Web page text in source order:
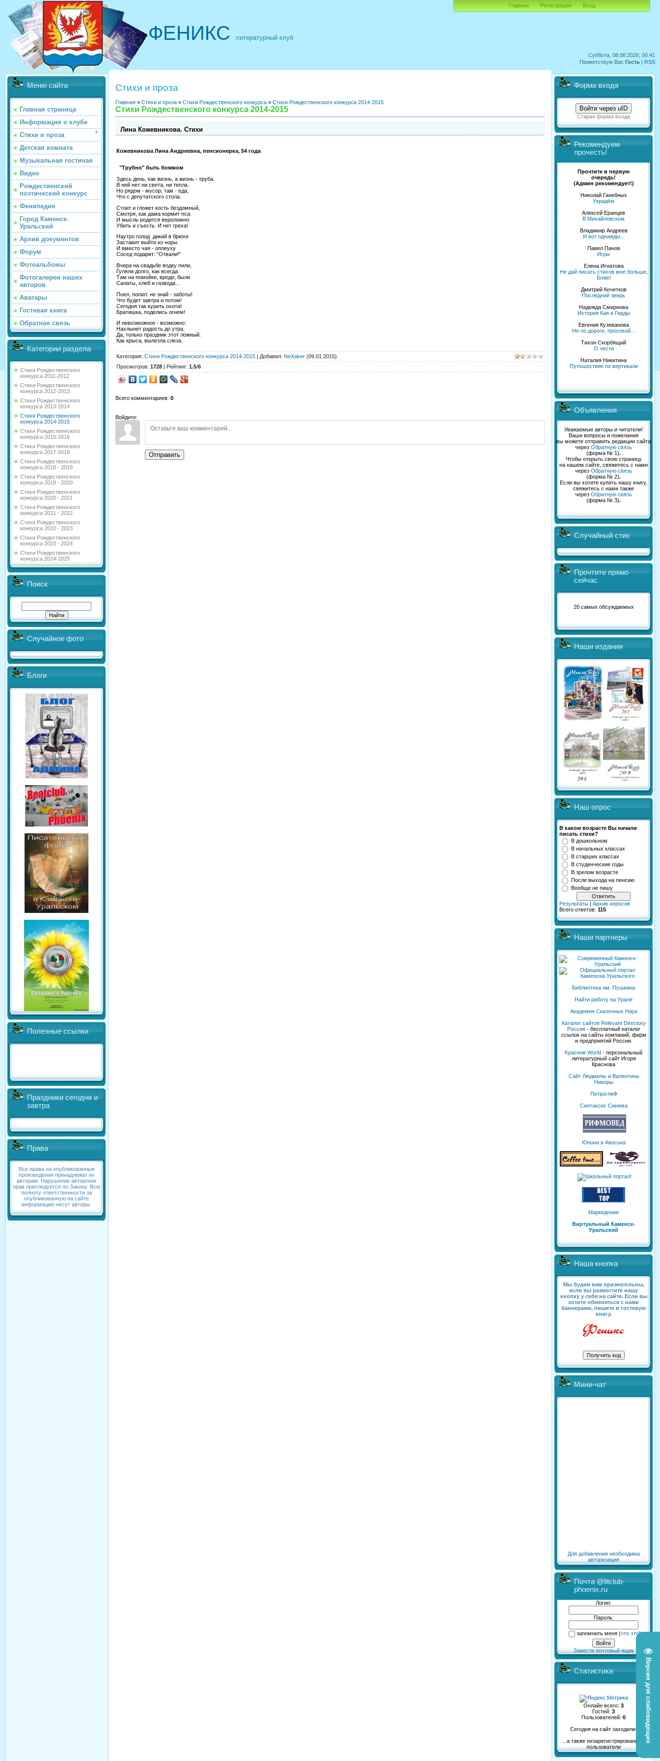
Версия для слабовидящих
Суббота, 08.08.2026, 00:41
Приветствую Вас Гость | RSS
ФЕНИКС литературный клуб
Главная Регистрация Вход
Меню сайта
Главная страница
Информация о клубе
Стихи и проза
Детская комната
Музыкальная гостиная
Видео
Рождественский
поэтический конкурс
Фенипедия
Город Каменск-
Уральский
Архив документов
Форум
Фотоальбомы
Фотогалереи наших
авторов
Аватары
Гостевая книга
Обратная связь
Категории раздела
Стихи Рождественского
конкурса 2011-2012
Стихи Рождественского
конкурса 2012-2013
Стихи Рождественского
конкурса 2013-2014
Стихи Рождественского
конкурса 2014-2015
Стихи Рождественского
конкурса 2015-2016
Стихи Рождественского
конкурса 2017-2018
Стихи Рождественского
конкурса 2018 - 2019
Стихи Рождественского
конкурса 2019 - 2020
Стихи Рождественского
конкурса 2020 - 2021
Стихи Рождественского
конкурса 2021 - 2022
Стихи Рождественского
конкурса 2022 - 2023
Стихи Рождественского
конкурса 2023 - 2024
Стихи Рождественского
конкурса 2024-2025
Поиск
Случайное фото
Блоги
Полезные ссылки
Праздники сегодня и
завтра
Права
Все права на опубликованные
произведения принадлежат их
авторам. Нарушение авторских
прав преследуется по Закону. Всю
полноту ответственности за
опубликованную на сайте
информацию несут авторы.
Стихи и проза
Главная » Стихи и проза » Стихи Рождественского конкурса » Стихи Рождественского конкурса 2014-2015
Стихи Рождественского конкурса 2014-2015
Лина Кожевникова. Стихи
Кожевникова Лина Андреевна, пенсионерка, 54 года
"Трубно" быть бомжом
Здесь день, как жизнь, а жизнь - труба.
В ней нет ни света, ни тепла.
Но рядом - мусор, там - еда,
Что с депутатского стола.
Стоит и гложет кость бездомный,
Смотря, как дама кормит пса.
И мысль родится вероломно:
Убить и съесть. И нет греха!
Наутро голод дикий в брюхе
Заставит выйти из норы.
И вместо чая - оплеуху
Сосед подарит: "Отвали!"
Вчера на свадьбе водку пили,
Гуляли долго, как всегда.
Там на помойке, вроде, были
Салаты, хлеб и газвода...
Поел, попил: не знай - заботы!
Что будет завтра и потом!
Сегодня так курить охота!
Братишка, поделись огнем!
И невозможное - возможно:
Нахлынет радость до утра.
Да, только праздник этот ложный:
Как крыса, вылезла слеза.
Категория: Стихи Рождественского конкурса 2014-2015 | Добавил: NeXaker (09.01.2015)
Просмотров: 1728 | Рейтинг: 1.5/6
Всего комментариев: 0
Войдите:
Отправить
Форма входа
Войти через uID
Старая форма входа
Рекомендуем
прочесть!
Прочтите в первую
очередь!
(Админ рекомендует!)
Николай Ганебных
Украдём
Алексей Еранцев
В Михайловском
Владимир Андреев
И вот однажды...
Павел Панов
Игры
Елена Игнатова
Не дай писать стихов мне больше,
Боже!
Дмитрий Кочетков
Последний зверь
Надежда Смирнова
История Кая и Герды
Евгения Кузеванова
Не по дороге, просекой...
Тихон Скорбящий
О чести
Наталия Никитина
Путешествие по вертикали
Объявления
Уважаемые авторы и читатели!
Ваши вопросы и пожелания
вы можете отправить редакции сайта
через Обратную связь
(форма № 1).
Чтобы открыть свою страницу
на нашем сайте, свяжитесь с нами
через Обратную связь
(форма № 2).
Если вы хотите купить нашу книгу,
свяжитесь с нами также
через Обратную связь
(форма № 3).
Случайный стих
Прочтите прямо
сейчас
20 самых обсуждаемых
Наши издания
Наш опрос
В каком возрасте Вы начали
писать стихи?
В дошкольном
В начальных классах
В старших классах
В студенческие годы
В зрелом возрасте
После выхода на пенсию
Вообще не пишу
Результаты | Архив опросов
Всего ответов: 115
Наши партнеры
Библиотека им. Пушкина
Найти работу на Урале
Академия Сказочных Наук
Каталог сайтов Relevant Directory
Россия- бесплатный каталог
ссылок на сайты компаний, фирм
и предприятий России.
Kраснов World - персональный
литературный сайт Игоря
Краснова
Сайт Людмилы и Валентина
Никоры
ПетроглиФ
Синтаксис Синема
Юнона и Авоська
Маркедония
Виртуальный Каменск-
Уральский
Наша кнопка
Мы будем вам признательны,
если вы разместите нашу
кнопку у себя на сайте. Если вы
хотите обменяться с нами
баннерами, пишите в гостевую
книгу.
Мини-чат
Для добавления необходима
авторизация
Почта @litclub-
phoenix.ru
Логин:
Пароль:
запомнить меня(что это)
Завести почтовый ящик
Статистика
Онлайн всего: 3
Гостей: 3
Пользователей: 0
Сегодня на сайт заходили:
...а также незарегистрированные
пользователи